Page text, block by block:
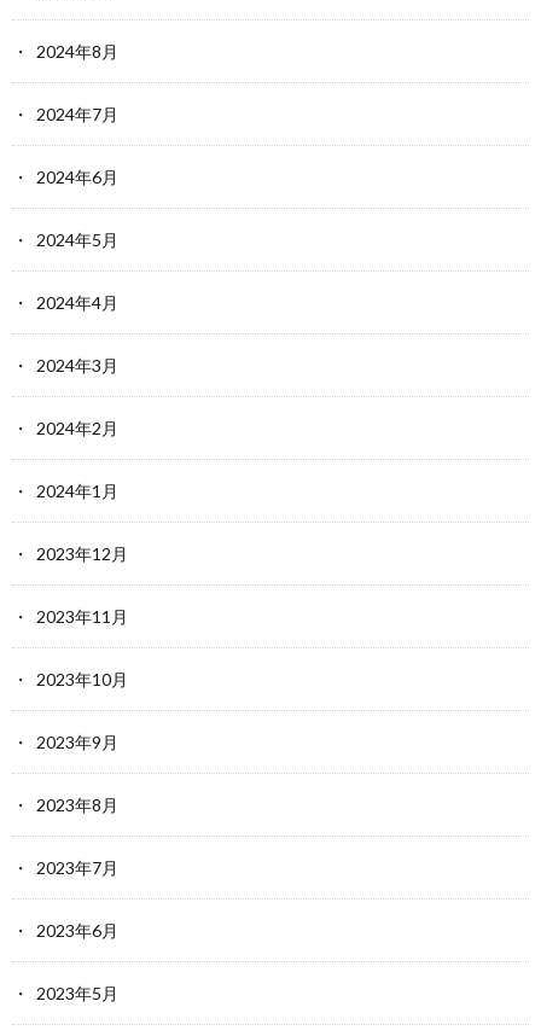
2024年8月
2024年7月
2024年6月
2024年5月
2024年4月
2024年3月
2024年2月
2024年1月
2023年12月
2023年11月
2023年10月
2023年9月
2023年8月
2023年7月
2023年6月
2023年5月